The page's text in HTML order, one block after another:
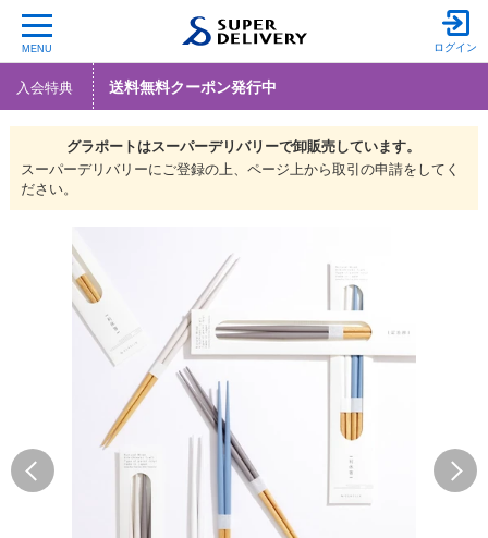
MENU ログイン
入会特典 送料無料クーポン発行中
グラポートはスーパーデリバリーで卸販売しています。
スーパーデリバリーにご登録の上、ページ上から取引の申請をしてく
ださい。